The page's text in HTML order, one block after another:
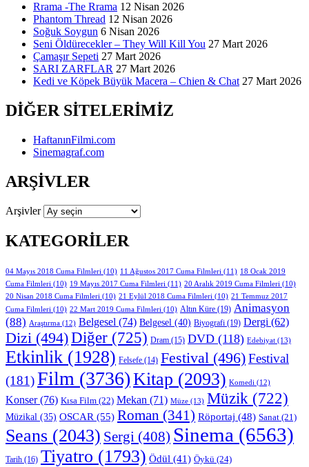
Rrama -The Rrama 12 Nisan 2026
Phantom Thread 12 Nisan 2026
Soğuk Soygun 6 Nisan 2026
Seni Öldürecekler – They Will Kill You 27 Mart 2026
Çamaşır Sepeti 27 Mart 2026
SARI ZARFLAR 27 Mart 2026
Kedi ve Köpek Büyük Macera – Chien & Chat 27 Mart 2026
DIĞER SITELERIMIZ
HaftanınFilmi.com
Sinemagraf.com
ARŞIVLER
Arşivler
KATEGORILER
04 Mayıs 2018 Cuma Filmleri (10) 11 Ağustos 2017 Cuma Filmleri (11) 18 Ocak 2019
Cuma Filmleri (10) 19 Mayıs 2017 Cuma Filmleri (11) 20 Aralık 2019 Cuma Filmleri (10)
20 Nisan 2018 Cuma Filmleri (10) 21 Eylül 2018 Cuma Filmleri (10) 21 Temmuz 2017
Cuma Filmleri (10) 22 Mart 2019 Cuma Filmleri (10) Altın Küre (19) Animasyon
(88) Araştırma (12) Belgesel (74) Belgesel (40) Biyografi (19) Dergi (62)
Dizi (494)Diğer (725) Dram (15) DVD (118) Edebiyat (13)
Etkinlik (1928) Felsefe (14) Festival (496)Festival
(181)Film (3736)Kitap (2093) Komedi (12)
Konser(76) Kısa Film (22) Mekan (71) Müze (13) Müzik (722)
Müzikal (35) OSCAR (55) Roman (341) Röportaj (48) Sanat (21)
Seans (2043) Sergi (408) Sinema (6563)
Tarih (16) Tiyatro (1793) Ödül (41) Öykü (24)